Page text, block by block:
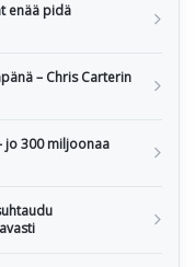
enää pidä
– Chris Carterin
jo 300 miljoonaa